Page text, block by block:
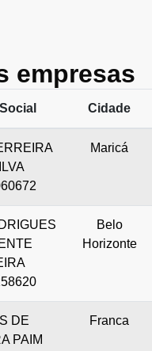
empresas
Cidade
Maricá
Belo
Horizonte
DE
PAIM
Franca